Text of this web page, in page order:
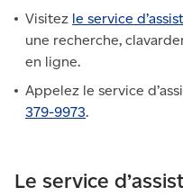
Visitez le service
une recherche,
en ligne.
Appelez le service
379-9973.
Le service